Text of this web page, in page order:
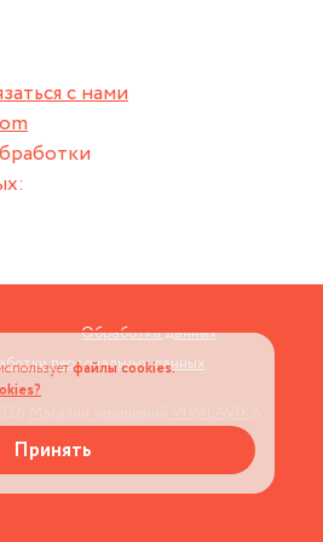
с нами
Обработка данных
персональных данных
файлы cookies.
Принять